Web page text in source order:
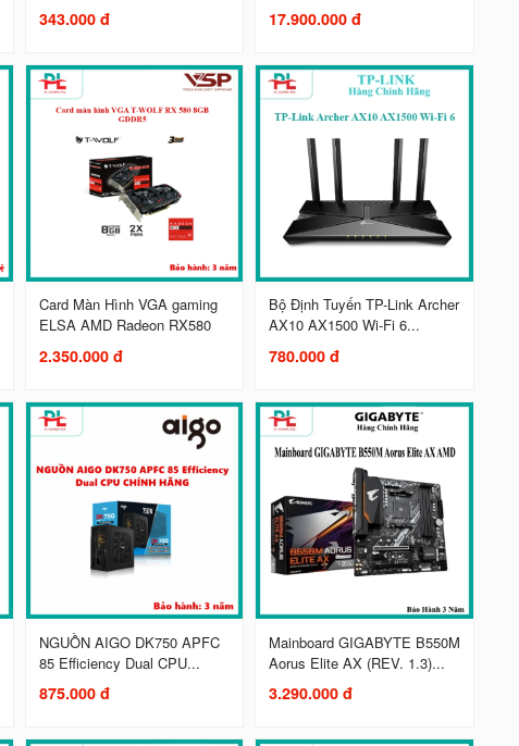
343.000 đ 17.900.000 đ
Card Màn Hình VGA gaming
ELSA AMD Radeon RX580
2.350.000 đ
Bộ Định Tuyến TP-Link Archer
AX10 AX1500 Wi-Fi 6...
780.000 đ
NGUỒN AIGO DK750 APFC
85 Efficiency Dual CPU...
875.000 đ
Mainboard GIGABYTE B550M
Aorus Elite AX (REV. 1.3)...
3.290.000 đ